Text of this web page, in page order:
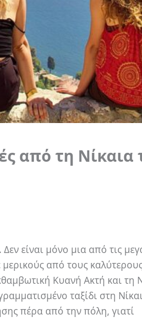
από τη Νίκαια
Δεν είναι μόνο μια από τις
μερικούς από τους
Κυανή Ακτή και τη
ταξίδι στη
πέρα ​​από την πόλη, γιατί